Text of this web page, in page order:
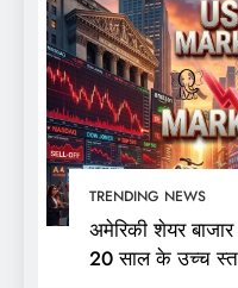
TRENDING NEWS
अमेरिकी शेयर
20 साल के उच्च